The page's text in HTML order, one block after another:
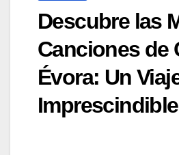
Descubre las
Canciones de
Évora: Un
Imprescindible